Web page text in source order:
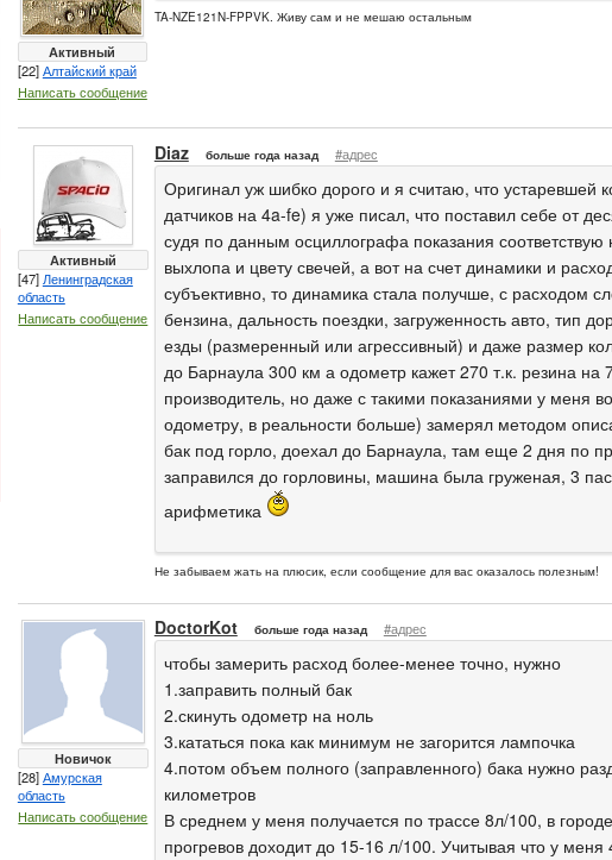
Активный
[22]Алтайский край
Написать сообщение
TA-NZE121N-FPPVK. Живу сам и не мешаю остальным
Активный
[47] Ленинградская
область
Написать сообщение
Diaz больше года назад #адрес
Оригинал уж шибко дорого и я считаю, что устаревшей
датчиков на 4a-fe) я уже писал, что поставил себе от
судя по данным осциллографа показания
выхлопа и цвету свечей, а вот на счет динамики и
субъективно, то динамика стала получше, с расходом
бензина, дальность поездки, загруженность авто, тип
езды (размеренный или агрессивный) и даже размер
до Барнаула 300 км а одометр кажет 270 т.к. резина на
производитель, но даже с такими показаниями у меня
одометру, в реальности больше) замерял методом
бак под горло, доехал до Барнаула, там еще 2 дня по
заправился до горловины, машина была груженая, 3
арифметика
Не забываем жать на плюсик, если сообщение для вас оказалось полезным!
Новичок
[28]Амурская
область
Написать сообщение
DoctorKot больше года назад #адрес
чтобы замерить расход более-менее точно, нужно
1.заправить полный бак
2.скинуть одометр на ноль
3.кататься пока как минимум не загорится лампочка
4.потом объем полного (заправленного) бака нужно
километров
В среднем у меня получается по трассе 8л/100, в
прогревов доходит до 15-16 л/100. Учитывая что у